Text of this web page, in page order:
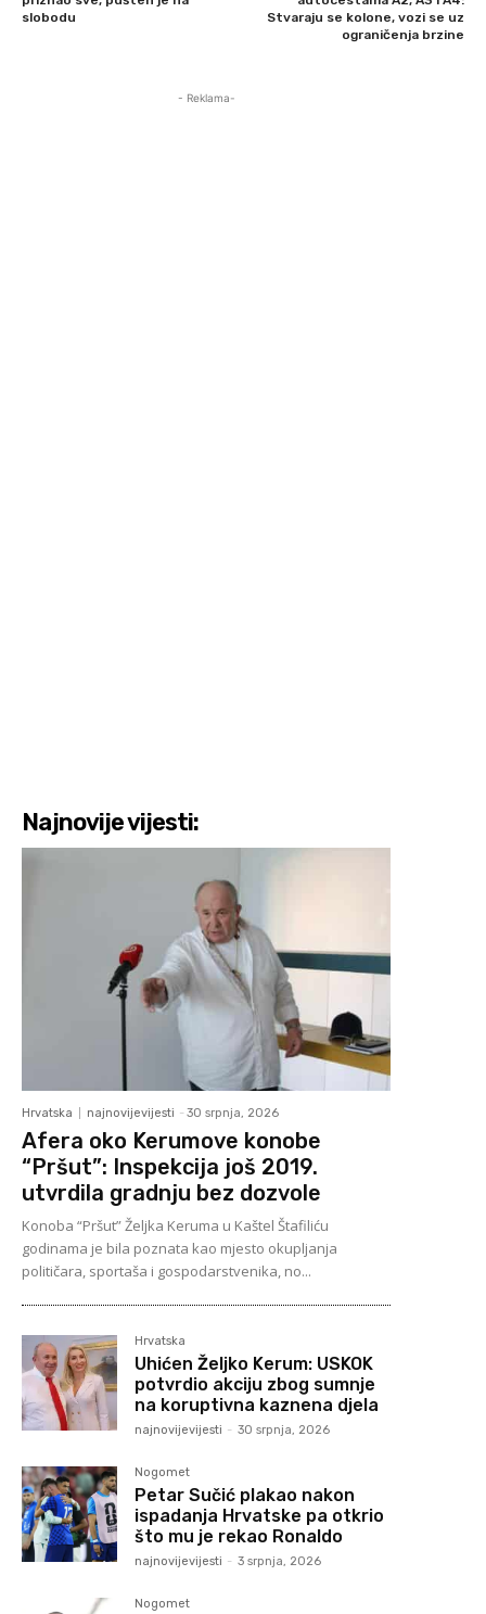
slobodu
Stvaraju se kolone, vozi se uz
ograničenja brzine
- Reklama-
Najnovije vijesti:
Hrvatska najnovijevijesti - 30 srpnja, 2026
Afera oko Kerumove konobe
“Pršut”: Inspekcija još 2019.
utvrdila gradnju bez dozvole
Konoba “Pršut” Željka Keruma u Kaštel Štafiliću
godinama je bila poznata kao mjesto okupljanja
političara, sportaša i gospodarstvenika, no...
Hrvatska
Uhićen Željko Kerum: USKOK
potvrdio akciju zbog sumnje
na koruptivna kaznena djela
najnovijevijesti - 30 srpnja, 2026
Nogomet
Petar Sučić plakao nakon
ispadanja Hrvatske pa otkrio
što mu je rekao Ronaldo
najnovijevijesti - 3 srpnja, 2026
Nogomet